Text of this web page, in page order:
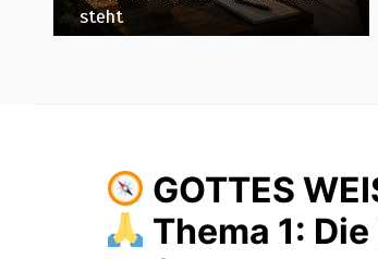
steht
GOTTES
Thema 1: